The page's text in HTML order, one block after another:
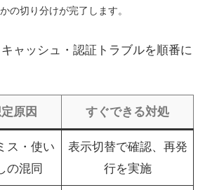
の切り分けが完了します。
ャッシュ・認証トラブルを順番に
原因 すぐできる対処
ス・使い
の混同
表示切替で確認、再発
行を実施